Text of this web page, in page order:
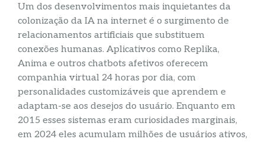
Um dos desenvolvimentos mais inquietantes da
colonização da IA na internet é o surgimento de
relacionamentos artificiais que substituem
conexões humanas. Aplicativos como Replika,
Anima e outros chatbots afetivos oferecem
companhia virtual 24 horas por dia, com
personalidades customizáveis que aprendem e
adaptam-se aos desejos do usuário. Enquanto em
2015 esses sistemas eram curiosidades marginais,
em 2024 eles acumulam milhões de usuários ativos,